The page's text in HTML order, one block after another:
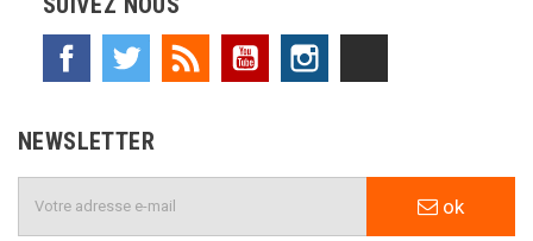
Facebook Twitter Rss YouTube
NEWSLETTER
ok